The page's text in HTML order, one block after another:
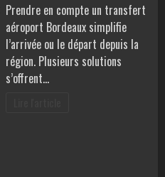
Prendre en compte un transfert
aéroport Bordeaux simplifie
l’arrivée ou le départ depuis la
région. Plusieurs solutions
s’offrent…